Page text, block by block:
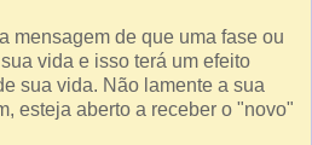
mensagem de que uma fase ou
vida e isso terá um efeito
sua vida. Não lamente a sua
esteja aberto a receber o "novo"